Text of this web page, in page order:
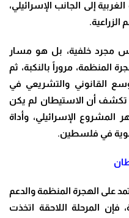
إلى الجانب الإسرائيلي،
مجرد خلفية، بل هو مسار
المنظمة، مروراً بالنكبة، ثم
إلى التوسع القانوني والتشريعي في
تكشف أن الاستيطان لم يكن
الإسرائيلي، وأداة
في فلسطين.
على الهجرة المنظمة والدعم
المرحلة اللاحقة اتخذت